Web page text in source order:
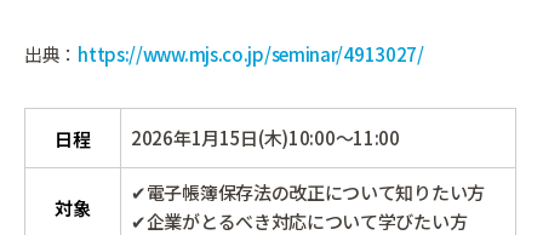
出典： https://www.mjs.co.jp/seminar/4913027/
日程 2026年1月15日(木)10:00～11:00
対象
✔電子帳簿保存法の改正について知りたい方
✔企業がとるべき対応について学びたい方